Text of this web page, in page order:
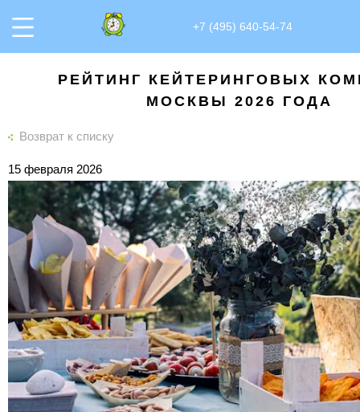
+7 (495) 640-54-74
РЕЙТИНГ КЕЙТЕРИНГОВЫХ
МОСКВЫ 2026 ГОДА
Возврат к списку
15 февраля 2026